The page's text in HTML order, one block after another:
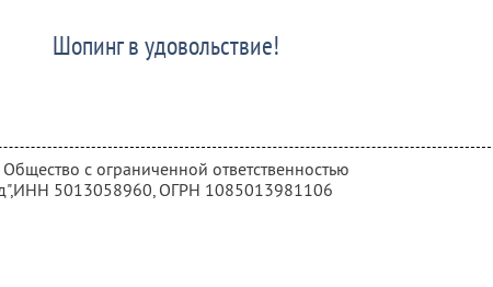
Шопинг в удовольствие!
Общество с ограниченной ответственностью
ИНН 5013058960, ОГРН 1085013981106